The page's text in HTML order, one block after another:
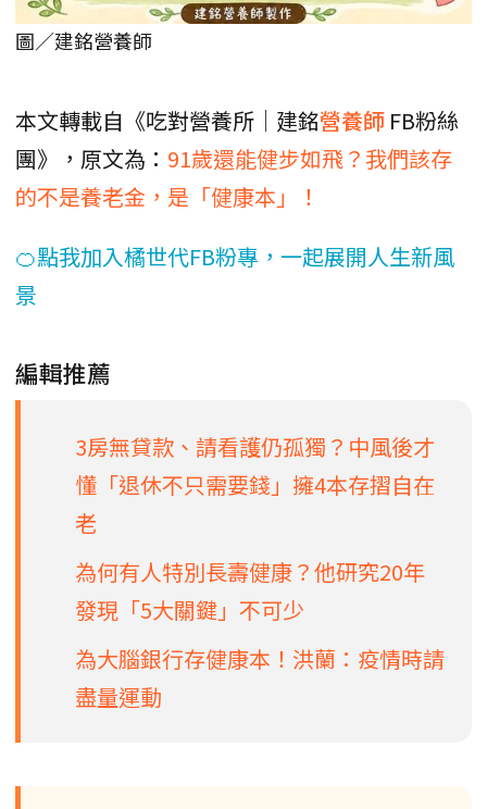
圖／建銘營養師
本文轉載自《吃對營養所｜建銘營養師 FB粉絲
團》，原文為： 91歲還能健步如飛？我們該存
的不是養老金，是「健康本」！
🍊點我加入橘世代FB粉專，一起展開人生新風
景
編輯推薦
3房無貸款、請看護仍孤獨？中風後才
懂「退休不只需要錢」擁4本存摺自在
老
為何有人特別長壽健康？他研究20年
發現「5大關鍵」不可少
為大腦銀行存健康本！洪蘭：疫情時請
盡量運動